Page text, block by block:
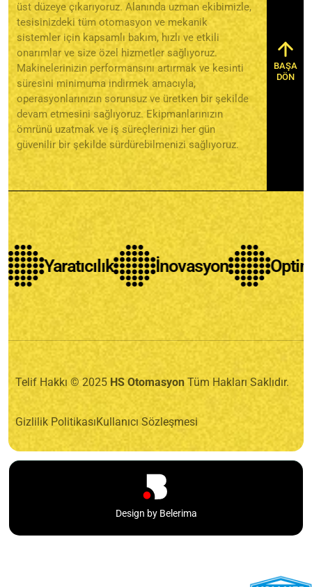
üst düzeye çıkarıyoruz. Alanında uzman ekibimizle,
tesisinizdeki tüm otomasyon ve mekanik
sistemler için kapsamlı bakım, hızlı ve etkili
onarımlar ve size özel hizmetler sağlıyoruz.
Makinelerinizin performansını artırmak ve kesinti
süresini minimuma indirmek amacıyla,
operasyonlarınızın sorunsuz ve üretken bir şekilde
devam etmesini sağlıyoruz. Ekipmanlarınızın
ömrünü uzatmak ve iş süreçlerinizi her gün
güvenilir bir şekilde sürdürebilmenizi sağlıyoruz.
BAŞA
DÖN
Yaratıcılık İnovasyon
Telif Hakkı © 2025 HS Otomasyon Tüm Hakları Saklıdır.
Gizlilik PolitikasıKullanıcı Sözleşmesi
Design by Belerima